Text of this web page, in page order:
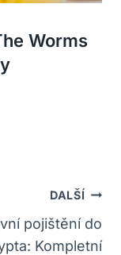
Worms
DALŠÍ
pojištění do
Kompletní